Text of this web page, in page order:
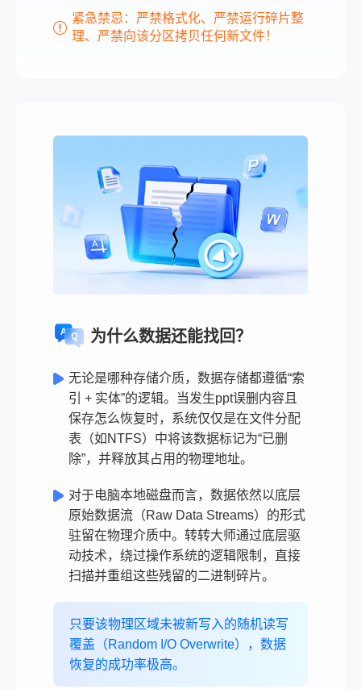
紧急禁忌：严禁格式化、严禁运行碎片整
理、严禁向该分区拷贝任何新文件！
为什么数据还能找回？
无论是哪种存储介质，数据存储都遵循“索
引 + 实体”的逻辑。当发生ppt误删内容且
保存怎么恢复时，系统仅仅是在文件分配
表（如NTFS）中将该数据标记为“已删
除”，并释放其占用的物理地址。
对于电脑本地磁盘而言，数据依然以底层
原始数据流（Raw Data Streams）的形式
驻留在物理介质中。转转大师通过底层驱
动技术，绕过操作系统的逻辑限制，直接
扫描并重组这些残留的二进制碎片。
只要该物理区域未被新写入的随机读写
覆盖（Random I/O Overwrite），数据
恢复的成功率极高。